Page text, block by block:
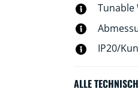
Tunable
IP20/
ALLE